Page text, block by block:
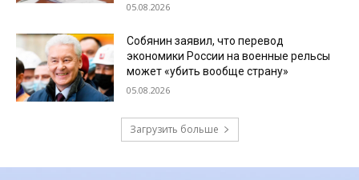
05.08.2026
Собянин заявил, что перевод
экономики России на военные рельсы
может «убить вообще страну»
05.08.2026
Загрузить больше